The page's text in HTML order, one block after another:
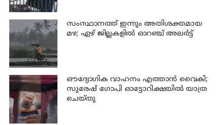
സംസ്ഥാനത്ത് ഇന്നും അതിശക്തമായ
മഴ; ഏഴ് ജില്ലകളില്‍ ഓറഞ്ച് അലര്‍ട്ട്
ഔദ്യോഗിക വാഹനം എത്താന്‍ വൈകി;
സുരേഷ് ഗോപി ഓട്ടോറിക്ഷയില്‍ യാത്ര
ചെയ്തു